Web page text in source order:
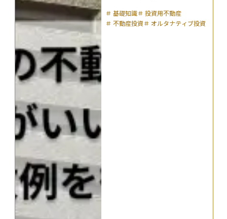
＃ 基礎知識＃ 投資用不動産
＃ 不動産投資＃ オルタナティブ投資